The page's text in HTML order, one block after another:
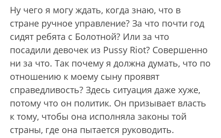
Ну чего я могу ждать, когда знаю, что в
стране ручное управление? За что почти год
сидят ребята с Болотной? Или за что
посадили девочек из Pussy Riot? Совершенно
ни за что. Так почему я должна думать, что по
отношению к моему сыну проявят
справедливость? Здесь ситуация даже хуже,
потому что он политик. Он призывает власть
к тому, чтобы она исполняла законы той
страны, где она пытается руководить.